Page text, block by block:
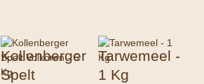
Kollenberger
Spelt
Tarwemeel -
1 Kg